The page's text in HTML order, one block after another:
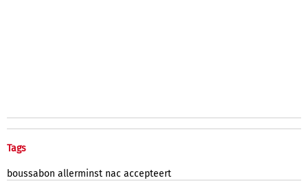
Tags
boussabon allerminst nac accepteert